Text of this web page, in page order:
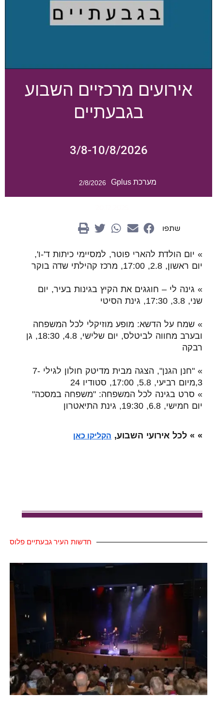
אירועים מרכזיים השבוע
בגבעתיים
3/8-10/8/2026
מערכת Gplus 2/8/2026
שתפו
» יום הולדת להארי פוטר, למסיימי כיתות ד'-ו',
יום ראשון, 2.8, 17:00, מרכז קהילתי שדה בוקר
» גינה לי – חוגגים את הקיץ בגינות בעיר, יום
שני, 3.8, 17:30, גינת הסיטי
» שמח על הדשא: מופע מוזיקלי לכל המשפחה
ובערב מחווה לביטלס, יום שלישי, 4.8, 18:30, גן
רבקה
» "חנן הגנן", הצגה מבית מדיטק חולון לגילי 7-
3,מיום רביעי, 5.8, 17:00, סטודיו 24
» סרט בגינה לכל המשפחה: "משפחה במסכה"
יום חמישי, 6.8, 19:30, גינת התיאטרון
» » לכל אירועי השבוע, הקליקו כאן
חדשות העיר גבעתיים פלוס